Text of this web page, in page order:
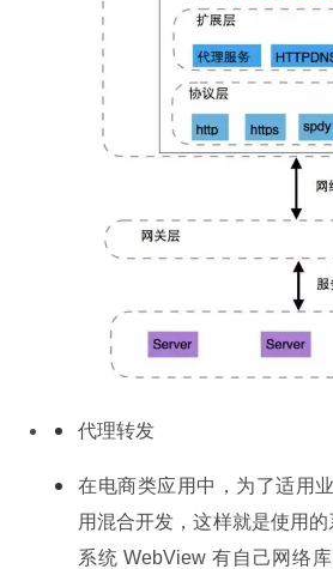
代理转发
在电商类应用中，为了适用
用混合开发，这样就是使用
系统 WebView 有自己网络